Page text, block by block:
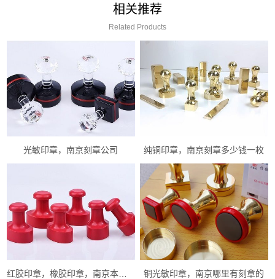
相关推荐
Related Products
光敏印章，南京刻章公司 纯铜印章，南京刻章多少钱一枚
铜光敏印章，南京哪里有刻章的